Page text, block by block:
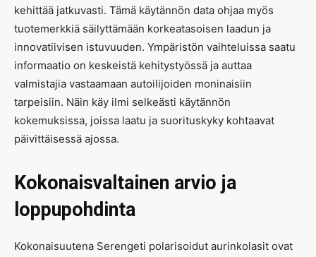
kehittää jatkuvasti. Tämä käytännön data ohjaa myös
tuotemerkkiä säilyttämään korkeatasoisen laadun ja
innovatiivisen istuvuuden. Ympäristön vaihteluissa saatu
informaatio on keskeistä kehitystyössä ja auttaa
valmistajia vastaamaan autoilijoiden moninaisiin
tarpeisiin. Näin käy ilmi selkeästi käytännön
kokemuksissa, joissa laatu ja suorituskyky kohtaavat
päivittäisessä ajossa.
Kokonaisvaltainen arvio ja
loppupohdinta
Kokonaisuutena Serengeti polarisoidut aurinkolasit ovat